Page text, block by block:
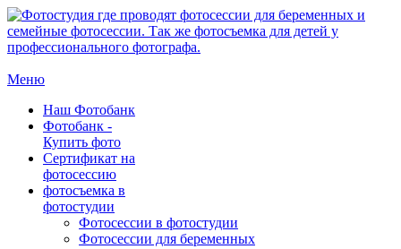
Меню
Наш Фотобанк
Фотобанк -
Купить фото
Сертификат на
фотосессию
фотосъемка в
фотостудии
Фотосессии в фотостудии
Фотосессии для беременных